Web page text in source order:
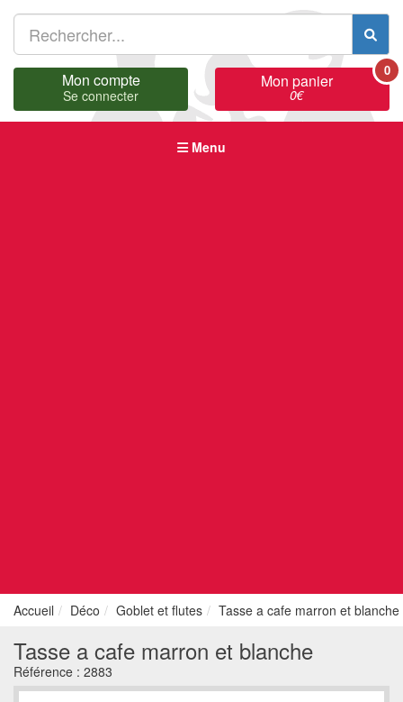
Mon compte
Se connecter
Mon panier
0€
0
Menu
Accueil Déco Goblet et flutes Tasse a cafe marron et blanche
Tasse a cafe marron et blanche
Référence : 2883